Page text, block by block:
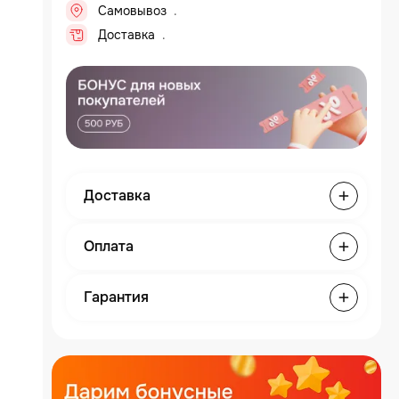
Самовывоз
Доставка
Доставка
Оплата
Гарантия